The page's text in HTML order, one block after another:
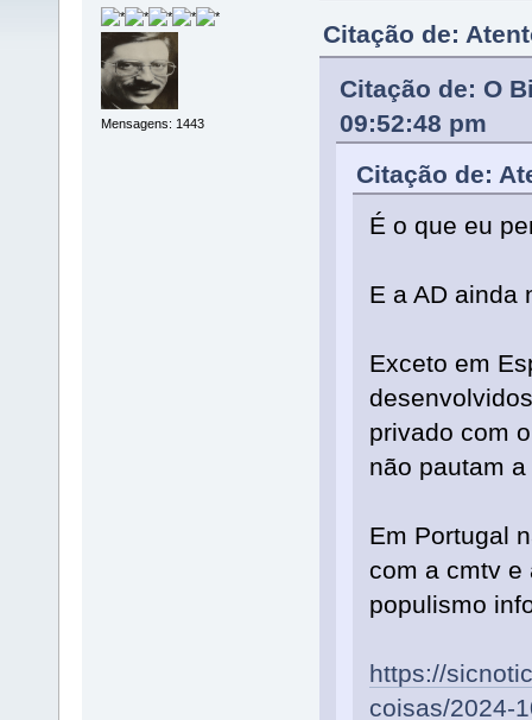
Mensagens: 1443
Citação de:
Citação de: O
09:52:48 pm
Citação de:
É o que eu
E a AD ainda
Exceto em
privado com
não pautam
Em Portugal
com a cmtv e
populismo
https://
coisas/2024-